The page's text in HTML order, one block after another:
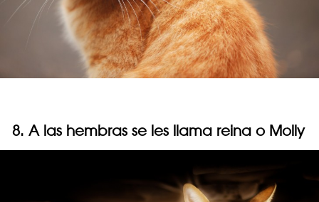
8. A las hembras se les llama reina o Molly